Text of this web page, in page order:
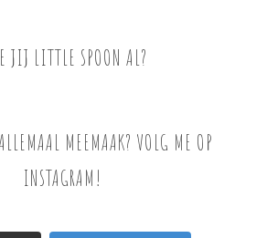
JIJ LITTLE SPOON AL?
MEEMAAK? VOLG ME OP
INSTAGRAM!